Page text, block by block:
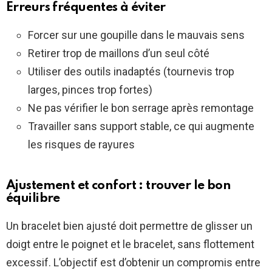
Erreurs fréquentes à éviter
Forcer sur une goupille dans le mauvais sens
Retirer trop de maillons d’un seul côté
Utiliser des outils inadaptés (tournevis trop
larges, pinces trop fortes)
Ne pas vérifier le bon serrage après remontage
Travailler sans support stable, ce qui augmente
les risques de rayures
Ajustement et confort : trouver le bon
équilibre
Un bracelet bien ajusté doit permettre de glisser un
doigt entre le poignet et le bracelet, sans flottement
excessif. L’objectif est d’obtenir un compromis entre